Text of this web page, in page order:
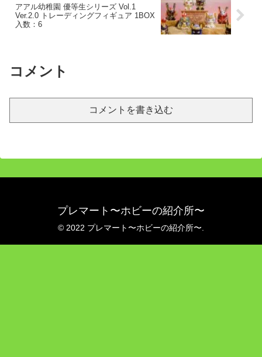
アアル幼稚園 優等生シリーズ Vol.1
Ver.2.0 トレーディングフィギュア 1BOX
入数：6
コメント
コメントを書き込む
プレマート〜ホビーの紹介所〜
© 2022 プレマート〜ホビーの紹介所〜.